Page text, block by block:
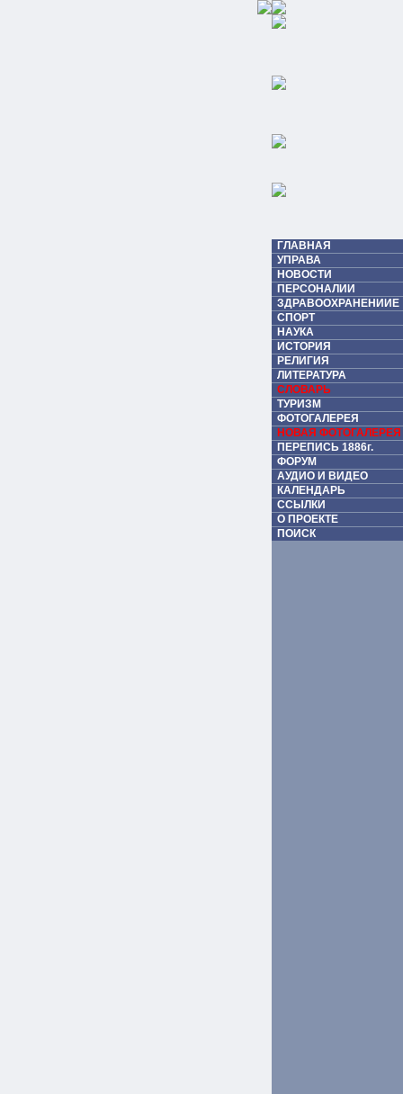
ГЛАВНАЯ
УПРАВА
НОВОСТИ
ПЕРСОНАЛИИ
ЗДРАВООХРАНЕНИИЕ
СПОРТ
НАУКА
ИСТОРИЯ
РЕЛИГИЯ
ЛИТЕРАТУРА
СЛОВАРЬ
ТУРИЗМ
ФОТОГАЛЕРЕЯ
НОВАЯ ФОТОГАЛЕРЕЯ
ПЕРЕПИСЬ 1886г.
ФОРУМ
АУДИО И ВИДЕО
КАЛЕНДАРЬ
ССЫЛКИ
О ПРОЕКТЕ
ПОИСК